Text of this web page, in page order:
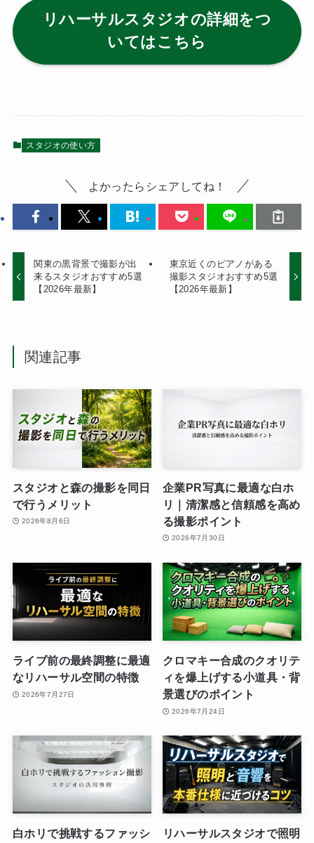
リハーサルスタジオの詳細をつ
いてはこちら
スタジオの使い方
よかったらシェアしてね！
関東の黒背景で撮影が出
来るスタジオおすすめ5選
【2026年最新】
東京近くのピアノがある
撮影スタジオおすすめ5選
【2026年最新】
関連記事
スタジオと森の撮影を同日
で行うメリット
2026年8月6日
企業PR写真に最適な白ホ
リ｜清潔感と信頼感を高め
る撮影ポイント
2026年7月30日
ライブ前の最終調整に最適
なリハーサル空間の特徴
2026年7月27日
クロマキー合成のクオリテ
ィを爆上げする小道具・背
景選びのポイント
2026年7月24日
白ホリで挑戦するファッシ
リハーサルスタジオで照明